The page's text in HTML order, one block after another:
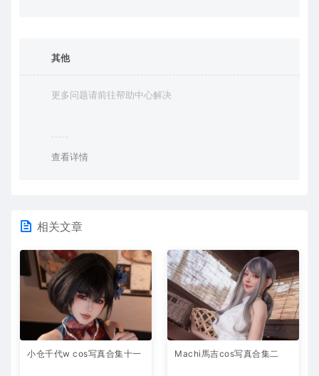
其他
更多问题请前往帮助中心解决
查看详情
相关文章
小仓千代w cos写真合集十一 Machi馬吉cos写真合集二